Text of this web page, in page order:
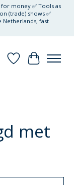
money ✅ Tools as
(trade) shows ✅
Netherlands, fast
Verlanglijst
met